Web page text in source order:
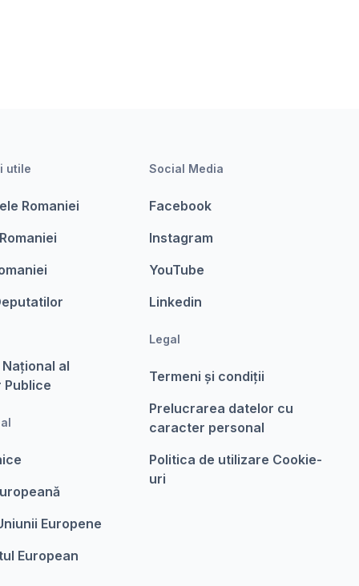
utile
Romaniei
al
Publice
Europene
European
Social Media
Facebook
Instagram
YouTube
Linkedin
Legal
Termeni şi condiții
Prelucrarea datelor cu
caracter personal
Politica de utilizare Cookie-
uri